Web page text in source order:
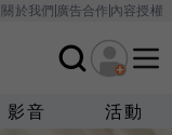
關於我們廣告合作內容授權
影音 活動